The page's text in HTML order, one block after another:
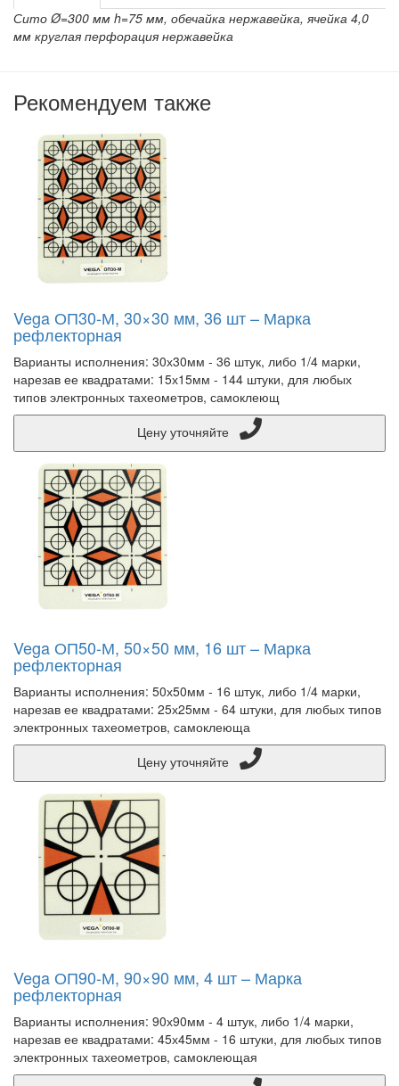
Сито Ø=300 мм h=75 мм, обечайка нержавейка, ячейка 4,0
мм круглая перфорация нержавейка
Рекомендуем также
Vega ОП30-М, 30×30 мм, 36 шт – Марка
рефлекторная
Варианты исполнения: 30х30мм - 36 штук, либо 1/4 марки,
нарезав ее квадратами: 15х15мм - 144 штуки, для любых
типов электронных тахеометров, самоклеющ
Vega ОП50-М, 50×50 мм, 16 шт – Марка
рефлекторная
Варианты исполнения: 50х50мм - 16 штук, либо 1/4 марки,
нарезав ее квадратами: 25х25мм - 64 штуки, для любых типов
электронных тахеометров, самоклеюща
Vega ОП90-М, 90×90 мм, 4 шт – Марка
рефлекторная
Варианты исполнения: 90х90мм - 4 штук, либо 1/4 марки,
нарезав ее квадратами: 45х45мм - 16 штуки, для любых типов
электронных тахеометров, самоклеющая